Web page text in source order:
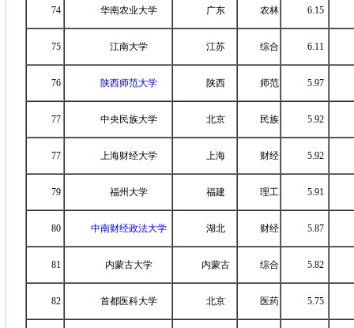
74 华南农业大学 广东 农林 6.15
75 江南大学 江苏 综合 6.11
76 陕西师范大学 陕西 师范 5.97
77 中央民族大学 北京 民族 5.92
77 上海财经大学 上海 财经 5.92
79 福州大学 福建 理工 5.91
80 中南财经政法大学 湖北 财经 5.87
81 内蒙古大学 内蒙古 综合 5.82
82 首都医科大学 北京 医药 5.75